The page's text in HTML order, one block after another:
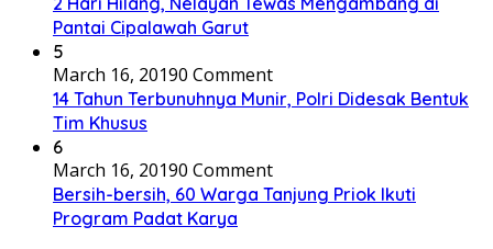
Pantai Cipalawah Garut
5
March 16, 20190 Comment
14 Tahun Terbunuhnya Munir, Polri Didesak Bentuk
Tim Khusus
6
March 16, 20190 Comment
Bersih-bersih, 60 Warga Tanjung Priok Ikuti
Program Padat Karya